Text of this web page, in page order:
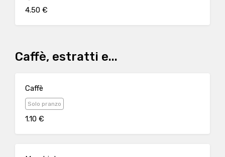
4.50 €
Caffè, estratti e...
Caffè
Solo pranzo
1.10 €